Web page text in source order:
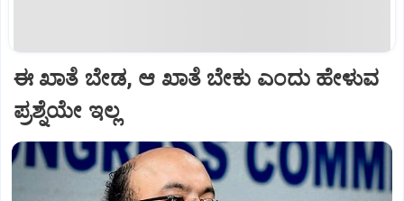
ಈ ಖಾತೆ ಬೇಡ, ಆ ಖಾತೆ ಬೇಕು ಎಂದು ಹೇಳುವ
ಪ್ರಶ್ನೆಯೇ ಇಲ್ಲ